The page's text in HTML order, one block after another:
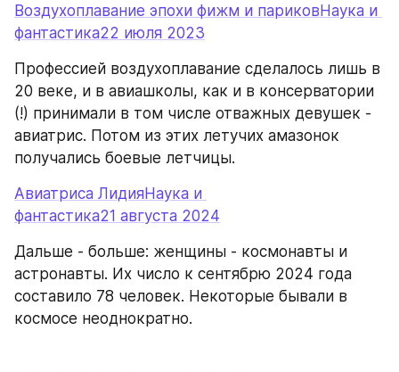
Воздухоплавание эпохи фижм и париковНаука и
фантастика22 июля 2023
Профессией воздухоплавание сделалось лишь в
20 веке, и в авиашколы, как и в консерватории
(!) принимали в том числе отважных девушек -
авиатрис. Потом из этих летучих амазонок
получались боевые летчицы.
Авиатриса ЛидияНаука и
фантастика21 августа 2024
Дальше - больше: женщины - космонавты и
астронавты. Их число к сентябрю 2024 года
составило 78 человек. Некоторые бывали в
космосе неоднократно.